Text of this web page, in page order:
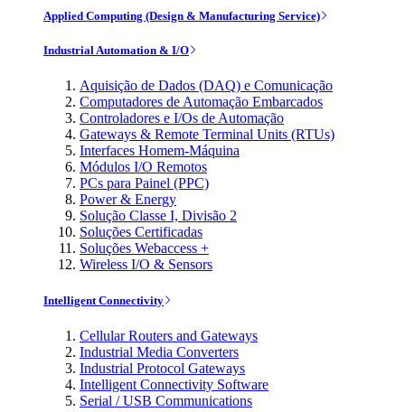
Applied Computing (Design & Manufacturing Service)
Industrial Automation & I/O
Aquisição de Dados (DAQ) e Comunicação
Computadores de Automação Embarcados
Controladores e I/Os de Automação
Gateways & Remote Terminal Units (RTUs)
Interfaces Homem-Máquina
Módulos I/O Remotos
PCs para Painel (PPC)
Power & Energy
Solução Classe I, Divisão 2
Soluções Certificadas
Soluções Webaccess +
Wireless I/O & Sensors
Intelligent Connectivity
Cellular Routers and Gateways
Industrial Media Converters
Industrial Protocol Gateways
Intelligent Connectivity Software
Serial / USB Communications